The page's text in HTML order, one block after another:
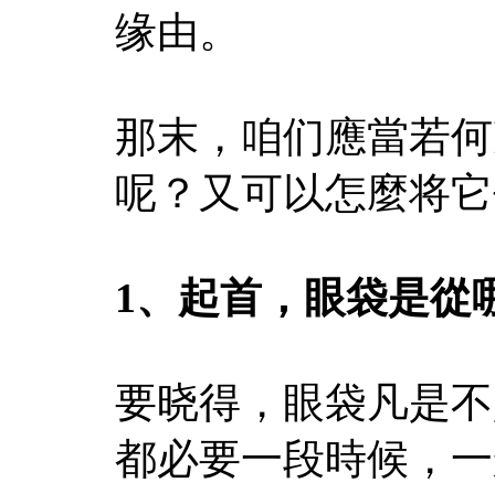
缘由。
那末，咱们應當若
呢？又可以怎麼将
1、起首，眼袋是從
要晓得，眼袋凡是
都必要一段時候，